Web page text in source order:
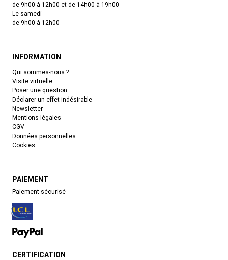
de 9h00 à 12h00 et de 14h00 à 19h00
Le samedi
de 9h00 à 12h00
INFORMATION
Qui sommes-nous ?
Visite virtuelle
Poser une question
Déclarer un effet indésirable
Newsletter
Mentions légales
CGV
Données personnelles
Cookies
PAIEMENT
Paiement sécurisé
CERTIFICATION